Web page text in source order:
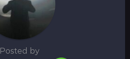
Posted by